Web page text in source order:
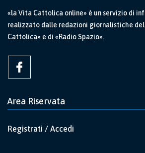
«la Vita Cattolica online» è un servizio di
realizzato dalle redazioni giornalistiche
Cattolica» e di «Radio Spazio».
Area Riservata
Registrati / Accedi